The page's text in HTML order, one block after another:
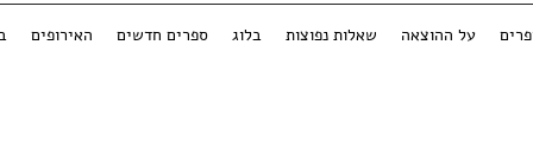
האירופים ספרים חדשים בלוג שאלות נפוצות על ההוצאה